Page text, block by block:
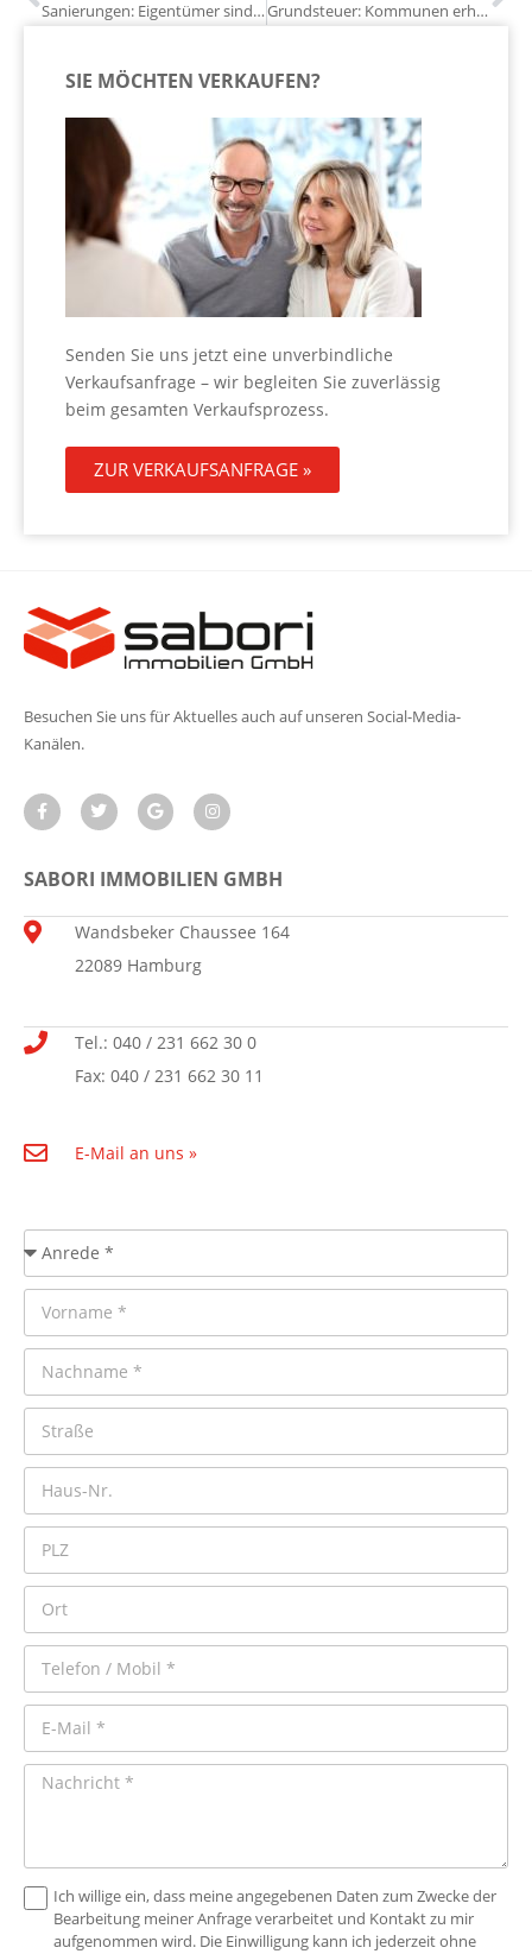
Sanierungen: Eigentümer sind verunsichert Grundsteuer: Kommunen erhöhen Hebesätze massiv
SIE MÖCHTEN VERKAUFEN?
Senden Sie uns jetzt eine unverbindliche
Verkaufsanfrage – wir begleiten Sie zuverlässig
beim gesamten Verkaufsprozess.
ZUR VERKAUFSANFRAGE »
Besuchen Sie uns für Aktuelles auch auf unseren Social-Media-
Kanälen.
SABORI IMMOBILIEN GMBH
Wandsbeker Chaussee 164
22089 Hamburg
Tel.: 040 / 231 662 30 0
Fax: 040 / 231 662 30 11
E-Mail an uns »
Ich willige ein, dass meine angegebenen Daten zum Zwecke der
Bearbeitung meiner Anfrage verarbeitet und Kontakt zu mir
aufgenommen wird. Die Einwilligung kann ich jederzeit ohne